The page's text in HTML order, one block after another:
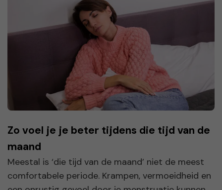
Zo voel je je beter tijdens die tijd van de
maand
Meestal is ‘die tijd van de maand’ niet de meest
comfortabele periode. Krampen, vermoeidheid en